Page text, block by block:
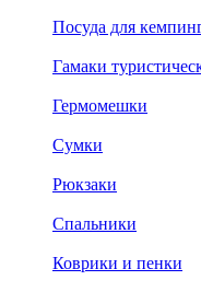
Посуда для
Гамаки
Гермомешки
Сумки
Рюкзаки
Спальники
Коврики и пенки